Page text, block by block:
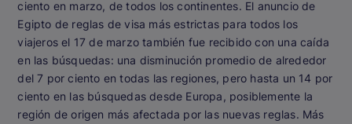
ciento en marzo, de todos los continentes. El anuncio de
Egipto de reglas de visa más estrictas para todos los
viajeros el 17 de marzo también fue recibido con una caída
en las búsquedas: una disminución promedio de alrededor
del 7 por ciento en todas las regiones, pero hasta un 14 por
ciento en las búsquedas desde Europa, posiblemente la
región de origen más afectada por las nuevas reglas. Más